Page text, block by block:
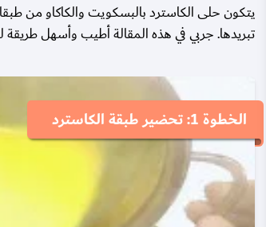
يتكون حلى الكاسترد بالبسكويت والكاكاو من
تبريدها. جربي في هذه المقالة أطيب وأسهل
الخطوة 1: تحضير طبقة الكاسترد